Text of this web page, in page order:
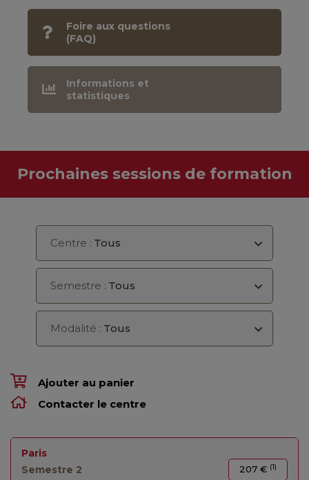
Foire aux questions
(FAQ)
Informations et
statistiques
Prochaines sessions de formation
Centre : Tous
Semestre : Tous
Modalité : Tous
Ajouter au panier
Contacter le centre
Paris
Semestre 2
207 € (1)